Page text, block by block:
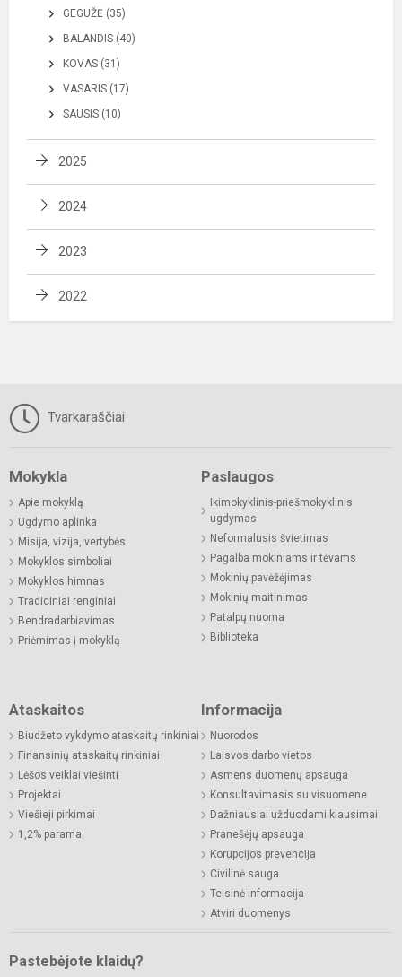
GEGUŽĖ (35)
BALANDIS (40)
KOVAS (31)
VASARIS (17)
SAUSIS (10)
2025
2024
2023
2022
Tvarkaraščiai
Mokykla
Apie mokyklą
Ugdymo aplinka
Misija, vizija, vertybės
Mokyklos simboliai
Mokyklos himnas
Tradiciniai renginiai
Bendradarbiavimas
Priėmimas į mokyklą
Paslaugos
Ikimokyklinis-priešmokyklinis
ugdymas
Neformalusis švietimas
Pagalba mokiniams ir tėvams
Mokinių pavėžėjimas
Mokinių maitinimas
Patalpų nuoma
Biblioteka
Ataskaitos
Biudžeto vykdymo ataskaitų rinkiniai
Finansinių ataskaitų rinkiniai
Lėšos veiklai viešinti
Projektai
Viešieji pirkimai
1,2% parama
Informacija
Nuorodos
Laisvos darbo vietos
Asmens duomenų apsauga
Konsultavimasis su visuomene
Dažniausiai užduodami klausimai
Pranešėjų apsauga
Korupcijos prevencija
Civilinė sauga
Teisinė informacija
Atviri duomenys
Pastebėjote klaidų?